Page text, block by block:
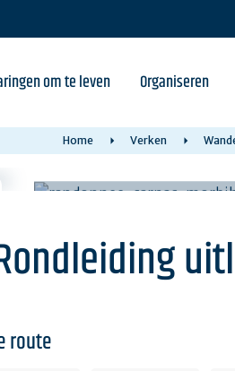
om te leven Organiseren
Home Verken
route